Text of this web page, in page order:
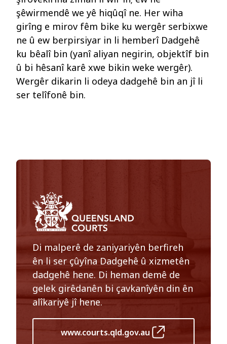
şêwirmendê we yê hiqûqî ne. Her wiha
girîng e mirov fêm bike ku wergêr serbixwe
ne û ew berpirsiyar in li hemberî Dadgehê
ku bêalî bin (yanî aliyan negirin, objektîf bin
û bi hêsanî karê xwe bikin weke wergêr).
Wergêr dikarin li odeya dadgehê bin an jî li
ser telîfonê bin.
Di malperê de zaniyariyên berfireh
ên li ser çûyîna Dadgehê û xizmetên
dadgehê hene. Di heman demê de
gelek girêdanên bi çavkanîyên din ên
alîkariyê jî hene.
www.courts.qld.gov.au